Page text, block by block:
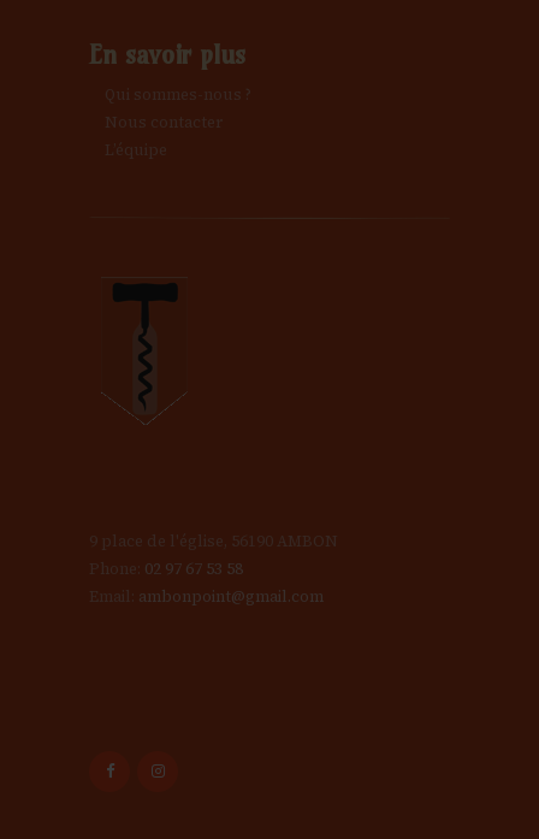
En savoir plus
Qui sommes-nous ?
Nous contacter
L’équipe
9 place de l'église, 56190 AMBON
Phone: 02 97 67 53 58
Email: ambonpoint@gmail.com